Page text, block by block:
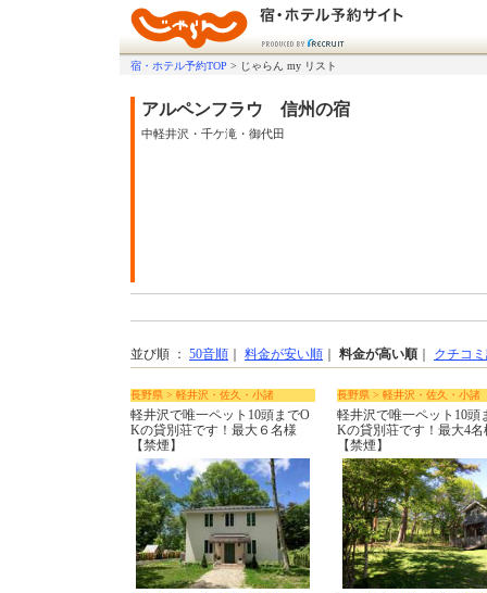
宿・ホテル予約TOP > じゃらん my リスト
アルペンフラウ 信州の宿
中軽井沢・千ケ滝・御代田
並び順 ： 50音順 料金が安い順 料金が高い順 クチコ
長野県 > 軽井沢・佐久・小諸
軽井沢で唯一ペット10頭までO
Kの貸別荘です！最大６名様
【禁煙】
長野県 > 軽井沢・佐久・小諸
軽井沢で唯一ペット10頭
Kの貸別荘です！最大4名
【禁煙】